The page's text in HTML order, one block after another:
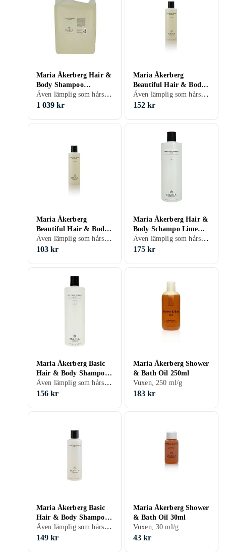
Maria Åkerberg Hair &
Body Shampoo
Rosemary 5l
Även lämplig som hårschampo, Vuxen, 5000 ml/g
1 039 kr
Maria Åkerberg
Beautiful Hair & Body
Shampoo 500ml
Även lämplig som hårschampo, Vuxen, 500 ml/g
152 kr
Maria Åkerberg
Beautiful Hair & Body
Shampoo 250ml
Även lämplig som hårschampo, Vuxen, 250 ml/g
103 kr
Maria Åkerberg Hair &
Body Schampo Lime
500ml
Även lämplig som hårschampo, 500 ml/g
175 kr
Maria Åkerberg Basic
Hair & Body Shampoo
500ml
Även lämplig som hårschampo, Parfymfri, Vuxen, 500 ml/g
156 kr
Maria Åkerberg Shower
& Bath Oil 250ml
Vuxen, 250 ml/g
183 kr
Maria Åkerberg Basic
Hair & Body Shampoo
250ml
Även lämplig som hårschampo, Parfymfri, Vuxen, 250 ml/g
149 kr
Maria Åkerberg Shower
& Bath Oil 30ml
Vuxen, 30 ml/g
43 kr